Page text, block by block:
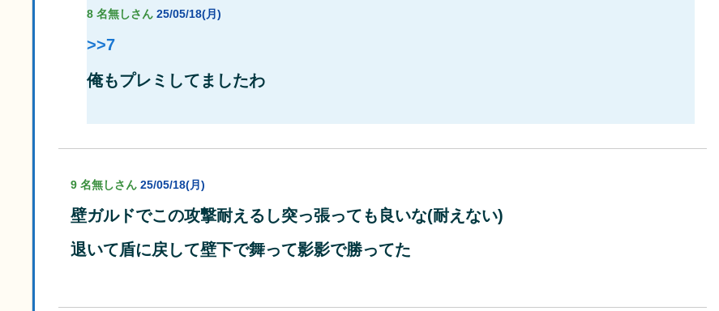
8 名無しさん 25/05/18(月)
>>7
俺もプレミしてましたわ
9 名無しさん 25/05/18(月)
壁ガルドでこの攻撃耐えるし突っ張っても良いな(耐えない)
退いて盾に戻して壁下で舞って影影で勝ってた